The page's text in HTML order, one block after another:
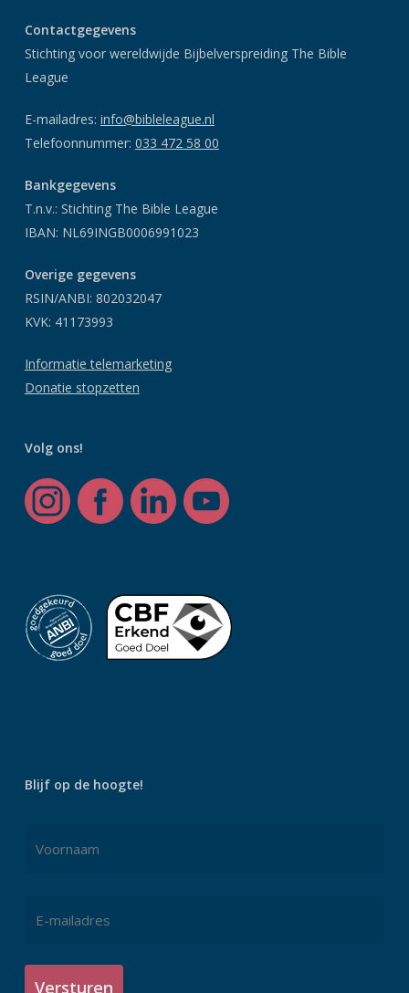
Contactgegevens
Stichting voor wereldwijde Bijbelverspreiding The Bible
League
E-mailadres: info@bibleleague.nl
Telefoonnummer: 033 472 58 00
Bankgegevens
T.n.v.: Stichting The Bible League
IBAN: NL69INGB0006991023
Overige gegevens
RSIN/ANBI: 802032047
KVK: 41173993
Informatie telemarketing
Donatie stopzetten
Volg ons!
Blijf op de hoogte!
mailadres